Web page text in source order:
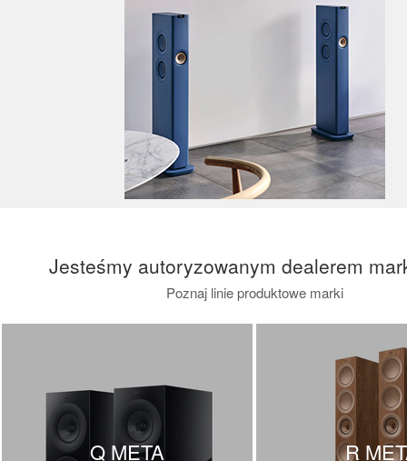
Jesteśmy autoryzowanym dealerem
Poznaj linie produktowe marki
Q META R